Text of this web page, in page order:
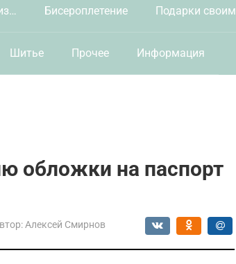
Бисероплетение Подарки
Шитье Прочее Информация
обложки на паспорт
Алексей Смирнов